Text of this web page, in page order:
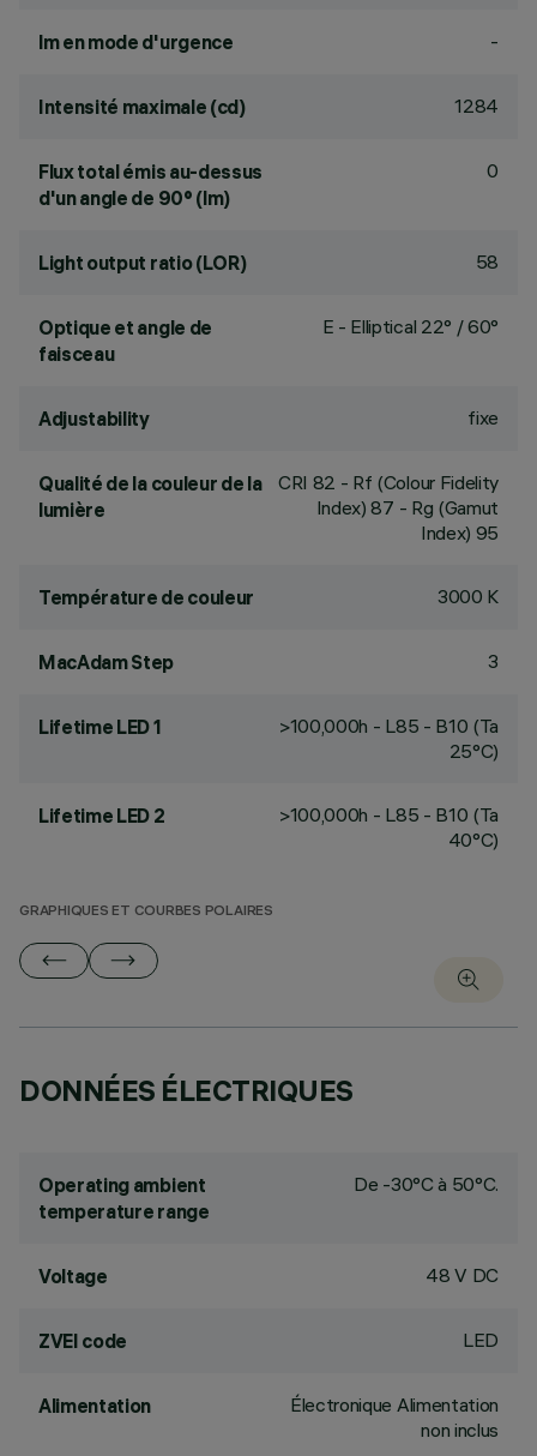
lm en mode d'urgence -
Intensité maximale (cd) 1284
Flux total émis au-dessus
d'un angle de 90° (lm)
0
Light output ratio (LOR) 58
Optique et angle de
faisceau
E - Elliptical 22° / 60°
Adjustability fixe
Qualité de la couleur de la
lumière
CRI 82 - Rf (Colour Fidelity
Index) 87 - Rg (Gamut
Index) 95
Température de couleur 3000 K
MacAdam Step 3
Lifetime LED 1
>100,000h - L85 - B10 (Ta
25°C)
Lifetime LED 2
>100,000h - L85 - B10 (Ta
40°C)
GRAPHIQUES ET COURBES POLAIRES
DONNÉES ÉLECTRIQUES
Operating ambient
temperature range
De -30°C à 50°C.
Voltage 48 V DC
ZVEI code LED
Alimentation
Électronique Alimentation
non inclus